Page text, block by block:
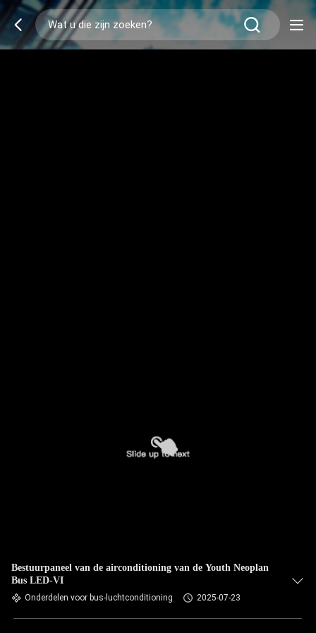
Bestuurpaneel van de airconditioning van de Youth Neoplan
Bus LED-VI
Onderdelen voor bus-luchtconditioning 2025-07-23